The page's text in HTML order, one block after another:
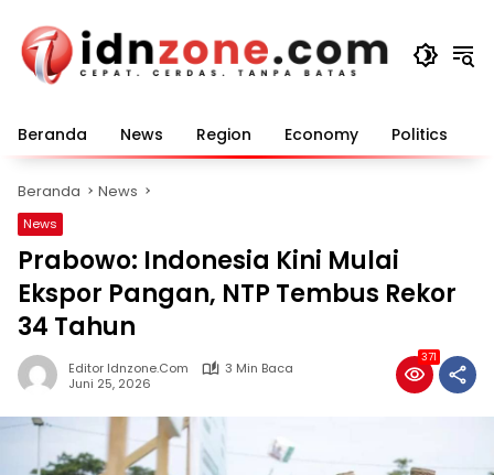
konten
Beranda News Region Economy Politics
Beranda News
News
Prabowo: Indonesia Kini Mulai
Ekspor Pangan, NTP Tembus Rekor
34 Tahun
Editor Idnzone.com
3 Min Baca
Juni 25, 2026
371